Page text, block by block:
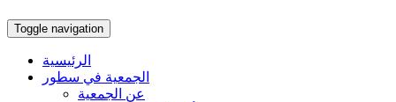
Toggle navigation
الرئيسية
الجمعية في سطور
عن الجمعية